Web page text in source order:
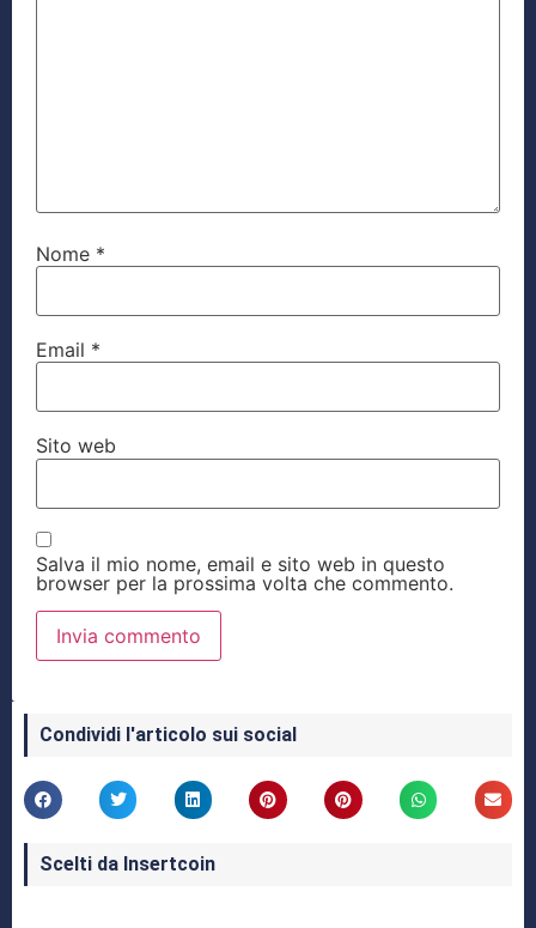
Nome *
Email *
Sito web
Salva il mio nome, email e sito web in questo
browser per la prossima volta che commento.
Condividi l'articolo sui social
Scelti da Insertcoin